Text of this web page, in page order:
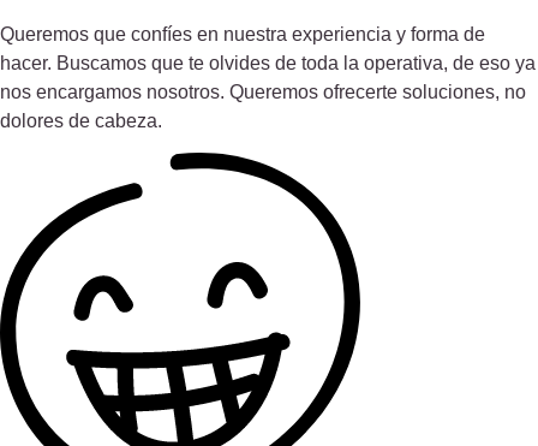
Queremos que confíes en nuestra experiencia y forma de
hacer. Buscamos que te olvides de toda la operativa, de eso ya
nos encargamos nosotros. Queremos ofrecerte soluciones, no
dolores de cabeza.